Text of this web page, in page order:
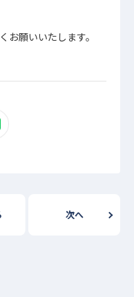
願いいたします。
次へ